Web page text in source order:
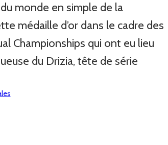
monde en simple de la
médaille d’or dans le cadre des
Championships qui ont eu lieu
du Drizia, tête de série